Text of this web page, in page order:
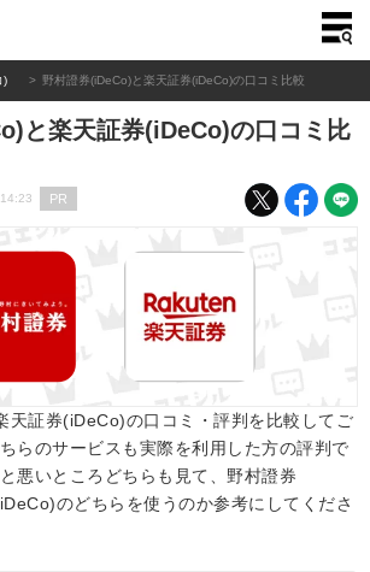
) 野村證券(iDeCo)と楽天証券(iDeCo)の口コミ比較
と楽天証券(iDeCo)の口コミ比
PR
天証券(iDeCo)の口コミ・評判を比較してご
らのサービスも実際を利用した方の評判で
悪いところどちらも見て、野村證券
のどちらを使うのか参考にしてくださ